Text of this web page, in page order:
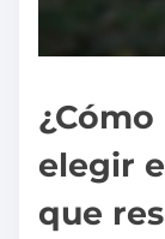
elegir
que